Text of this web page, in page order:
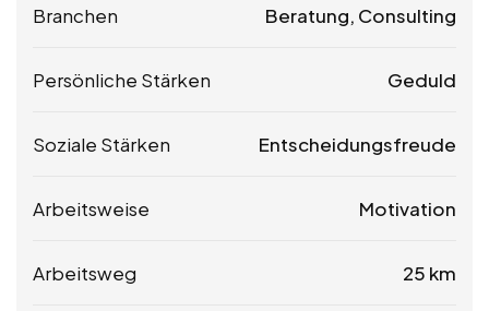
Branchen Beratung, Consulting
Persönliche Stärken Geduld
Soziale Stärken Entscheidungsfreude
Arbeitsweise Motivation
Arbeitsweg 25 km